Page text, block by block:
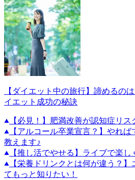
【ダイエット中の旅行】諦めるの
イエット成功の秘訣
【必見！】肥満改善が認知症リ
【アルコール卒業宣言？】やれ
教えます♪
【推し活でやせる】ライブで楽し
【栄養ドリンクとは何が違う？
てもっと知りたい！